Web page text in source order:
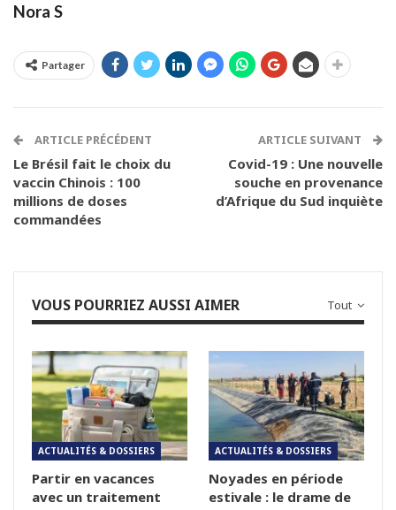
Nora S
Partager
ARTICLE PRÉCÉDENT
Le Brésil fait le choix du
vaccin Chinois : 100
millions de doses
commandées
ARTICLE SUIVANT
Covid-19 : Une nouvelle
souche en provenance
d’Afrique du Sud inquiète
Tout
VOUS POURRIEZ AUSSI AIMER
ACTUALITÉS & DOSSIERS
Partir en vacances
avec un traitement
ACTUALITÉS & DOSSIERS
Noyades en période
estivale : le drame de